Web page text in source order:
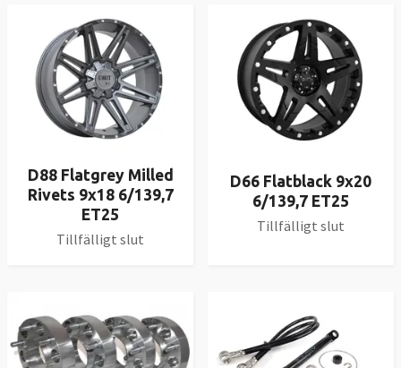
D88 Flatgrey Milled
Rivets 9x18 6/139,7
ET25
Tillfälligt slut
D66 Flatblack 9x20
6/139,7 ET25
Tillfälligt slut